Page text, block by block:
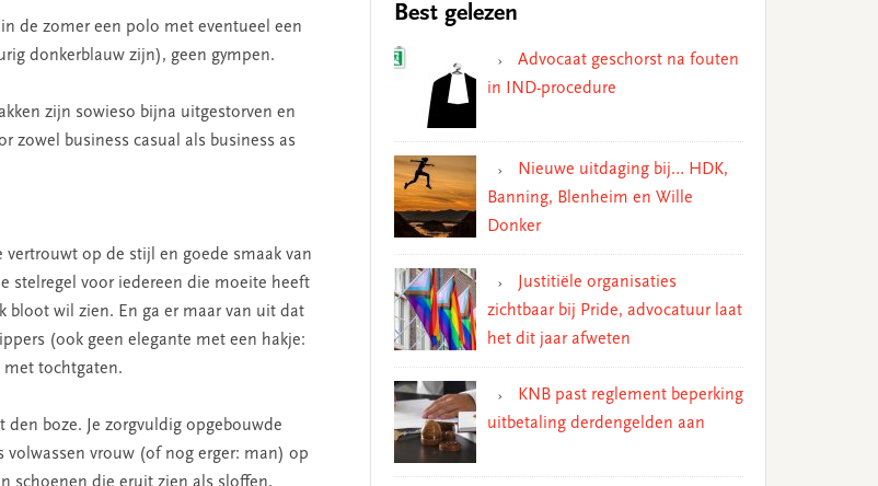
de zomer een polo met eventueel een
donkerblauw zijn), geen gympen.
zijn sowieso bijna uitgestorven en
zowel business casual als business as
op de stijl en goede smaak van
stelregel voor iedereen die moeite heeft
bloot wil zien. En ga er maar van uit dat
(ook geen elegante met een hakje:
met tochtgaten.
boze. Je zorgvuldig opgebouwde
vrouw (of nog erger: man) op
Best gelezen
Advocaat geschorst na fouten
in IND-procedure
Nieuwe uitdaging bij… HDK,
Banning, Blenheim en Wille
Donker
Justitiële organisaties
zichtbaar bij Pride, advocatuur laat
het dit jaar afweten
KNB past reglement beperking
uitbetaling derdengelden aan